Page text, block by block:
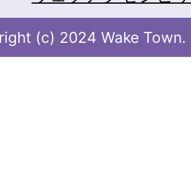
(c) 2024 Wake Town.